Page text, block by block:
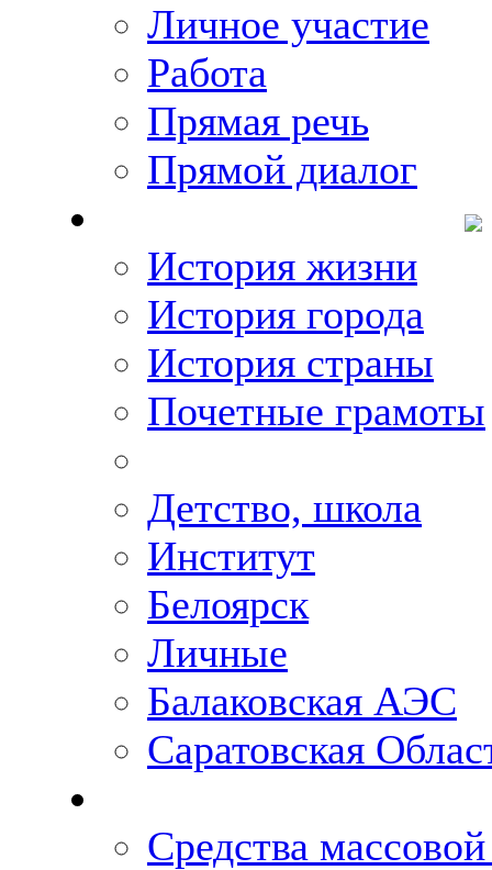
Личное участие
Работа
Прямая речь
Прямой диалог
История жизни
История города
История страны
Почетные грамоты
Детство, школа
Институт
Белоярск
Личные
Балаковская АЭС
Саратовская
Средства